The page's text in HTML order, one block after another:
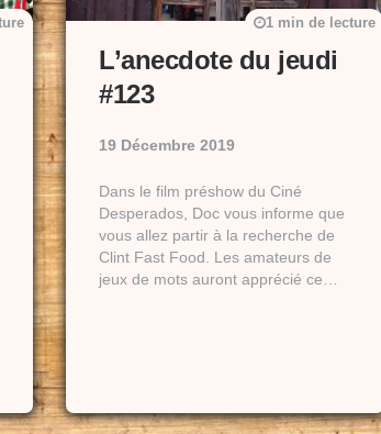
L’anecdote du jeudi
#123
19 Décembre 2019
1 min de lecture
Dans le film préshow du Ciné
Desperados, Doc vous informe que
vous allez partir à la recherche de
Clint Fast Food. Les amateurs de
jeux de mots auront apprécié ce…